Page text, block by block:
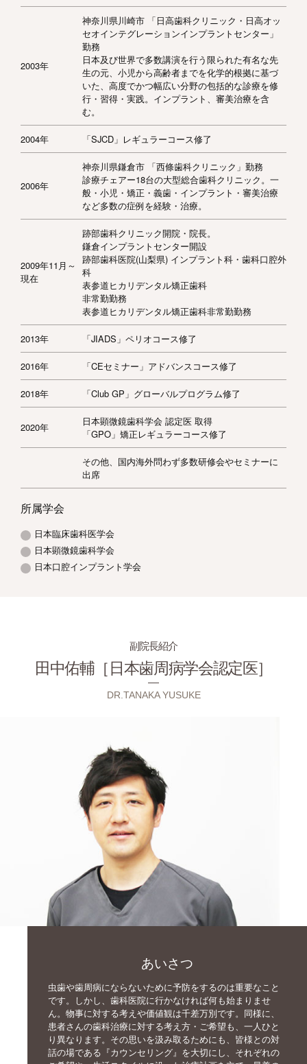
2003年
神奈川県川崎市 「日高歯科クリニック・日高オッ
セオインテグレーションインプラントセンター」
勤務
日本及び世界で多数講演を行う限られた有名な先
生の元、小児から高齢者までを化学的根拠に基づ
いた、高度でかつ幅広い分野の包括的な診療を修
行・習得・実践。インプラント、審美治療を含
む。
2004年 「SJCD」レギュラーコース修了
2006年
神奈川県鎌倉市 「西條歯科クリニック」勤務
診療チェアー18台の大型総合歯科クリニック。一
般・小児・矯正・義歯・インプラント・審美治療
など多数の症例を経験・治療。
2009年11月～
現在
跡部歯科クリニック開院・院長。
鎌倉インプラントセンター開設
跡部歯科医院(山梨県) インプラント科・歯科口腔外
科
表参道ヒカリデンタル矯正歯科
非常勤勤務
表参道ヒカリデンタル矯正歯科非常勤勤務
2013年 「JIADS」ペリオコース修了
2016年 「CEセミナー」アドバンスコース修了
2018年 「Club GP」グローバルプログラム修了
2020年
日本顕微鏡歯科学会 認定医 取得
「GPO」矯正レギュラーコース修了
その他、国内海外問わず多数研修会やセミナーに
出席
所属学会
日本臨床歯科医学会
日本顕微鏡歯科学会
日本口腔インプラント学会
副院長紹介
田中佑輔［日本歯周病学会認定医］
DR.TANAKA YUSUKE
あいさつ
虫歯や歯周病にならないために予防をするのは重要なこと
です。しかし、歯科医院に行かなければ何も始まりませ
ん。物事に対する考えや価値観は千差万別です。同様に、
患者さんの歯科治療に対する考え方・ご希望も、一人ひと
り異なります。その思いを汲み取るためにも、皆様との対
話の場である『カウンセリング』を大切にし、それぞれの